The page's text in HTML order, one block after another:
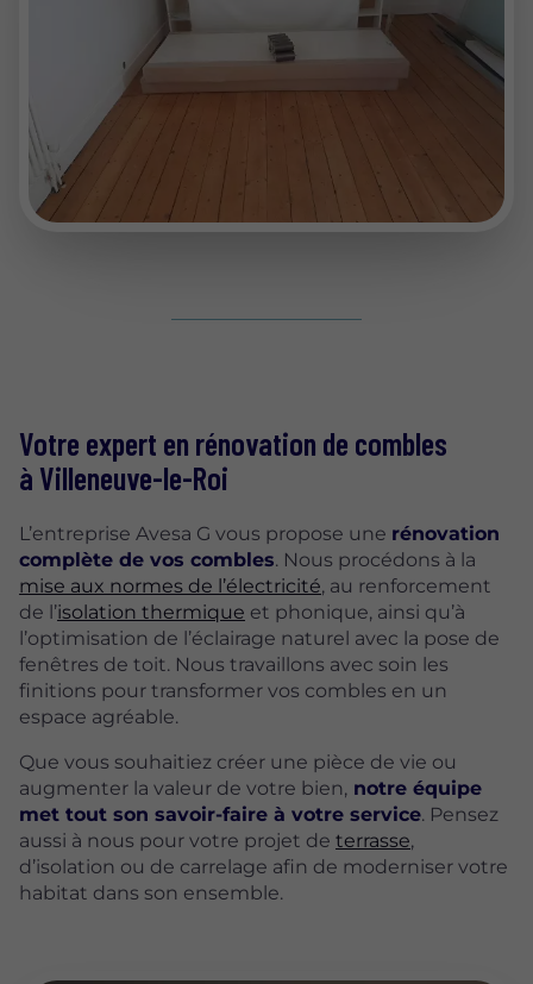
Votre expert en rénovation de combles
à Villeneuve-le-Roi
L’entreprise Avesa G vous propose une rénovation
complète de vos combles. Nous procédons à la
mise aux normes de l’électricité, au renforcement
de l’isolation thermique et phonique, ainsi qu’à
l’optimisation de l’éclairage naturel avec la pose de
fenêtres de toit. Nous travaillons avec soin les
finitions pour transformer vos combles en un
espace agréable.
Que vous souhaitiez créer une pièce de vie ou
augmenter la valeur de votre bien, notre équipe
met tout son savoir-faire à votre service. Pensez
aussi à nous pour votre projet deterrasse,
d’isolation ou de carrelage afin de moderniser votre
habitat dans son ensemble.